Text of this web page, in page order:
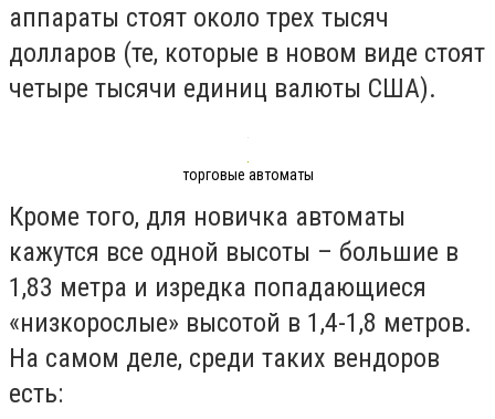
аппараты стоят около трех тысяч
долларов (те, которые в новом виде стоят
четыре тысячи единиц валюты США).
торговые автоматы
Кроме того, для новичка автоматы
кажутся все одной высоты – большие в
1,83 метра и изредка попадающиеся
«низкорослые» высотой в 1,4-1,8 метров.
На самом деле, среди таких вендоров
есть: